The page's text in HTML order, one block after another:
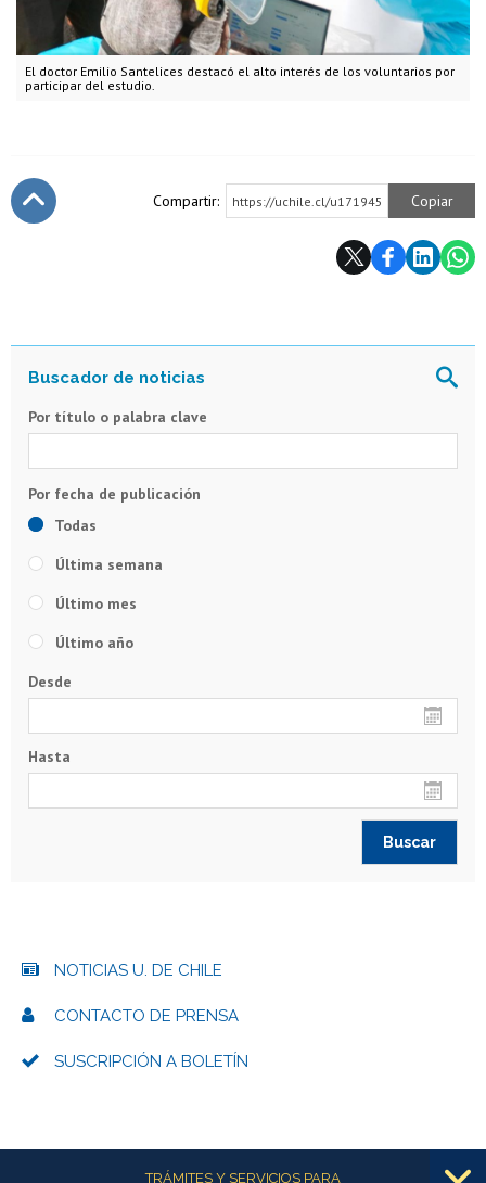
El doctor Emilio Santelices destacó el alto interés de los voluntarios por
participar del estudio.
Compartir: https://uchile.cl/u171945 Copiar
Por título o palabra clave
Todas
Última semana
Último mes
Último año
Desde
Hasta
NOTICIAS U. DE CHILE
CONTACTO DE PRENSA
SUSCRIPCIÓN A BOLETÍN
Más informaciónTRÁMITES Y SERVICIOS PARA